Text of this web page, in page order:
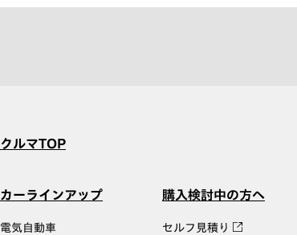
クルマTOP
カーラインアップ
電気自動車
購入検討中の方へ
セルフ見積り